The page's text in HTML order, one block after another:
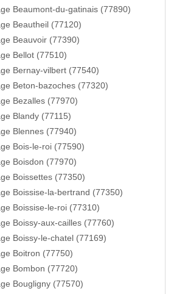
Beaumont-du-gatinais (77890)
Beautheil (77120)
Beauvoir (77390)
Bellot (77510)
Bernay-vilbert (77540)
Beton-bazoches (77320)
Bezalles (77970)
Blandy (77115)
Blennes (77940)
Bois-le-roi (77590)
Boisdon (77970)
Boissettes (77350)
Boissise-la-bertrand (77350)
Boissise-le-roi (77310)
Boissy-aux-cailles (77760)
Boissy-le-chatel (77169)
Boitron (77750)
Bombon (77720)
Bougligny (77570)